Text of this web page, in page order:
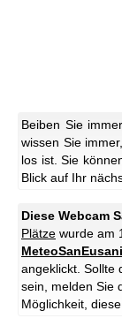
Beiben Sie
wissen Sie
los ist. Sie
Blick auf Ihr
Diese Webcam
Plätze wurde am
angeklickt. Sollte
sein, melden Sie
Möglichkeit,